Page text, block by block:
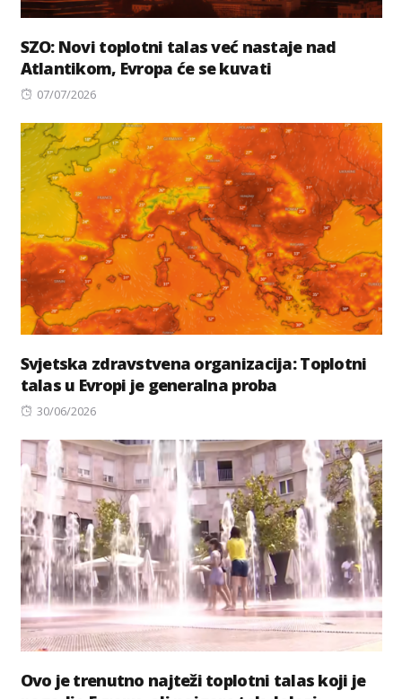
SZO: Novi toplotni talas već nastaje nad
Atlantikom, Evropa će se kuvati
Posted
07/07/2026
Svjetska zdravstvena organizacija: Toplotni
talas u Evropi je generalna proba
Posted
30/06/2026
Ovo je trenutno najteži toplotni talas koji je